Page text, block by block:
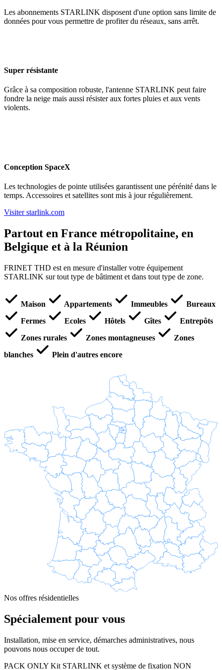
Les abonnements STARLINK disposent d'une option sans limite de
données pour vous permettre de profiter du réseaux, sans arrêt.
Super résistante
Grâce à sa composition robuste, l'antenne STARLINK peut faire
fondre la neige mais aussi résister aux fortes pluies et aux vents
violents.
Conception SpaceX
Les technologies de pointe utilisées garantissent une pérénité dans le
temps. Accessoires et satellites sont mis à jour régulièrement.
Visiter starlink.com
Partout en France métropolitaine, en
Belgique et à la Réunion
FRINET THD est en mesure d'installer votre équipement
STARLINK sur tout type de bâtiment et dans tout type de zone.
Maison Appartements Immeubles
Bureaux
Fermes
Ecoles Hôtels Gîtes
Entrepôts
Zones rurales
Zones montagneuses
Zones
blanches
Plein d'autres encore
Nos offres résidentielles
Spécialement pour vous
Installation, mise en service, démarches administratives, nous
pouvons nous occuper de tout.
PACK ONLY Kit STARLINK et système de fixation NON